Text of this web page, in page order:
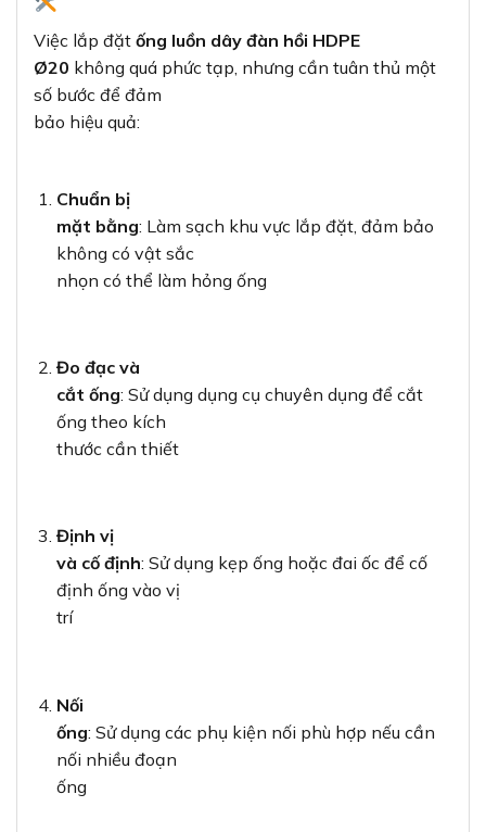
Việc lắp đặt ống luồn dây đàn hồi HDPE
Ø20 không quá phức tạp, nhưng cần tuân thủ một
số bước để đảm
bảo hiệu quả:
Chuẩn bị
mặt bằng: Làm sạch khu vực lắp đặt, đảm bảo
không có vật sắc
nhọn có thể làm hỏng ống
Đo đạc và
cắt ống: Sử dụng dụng cụ chuyên dụng để cắt
ống theo kích
thước cần thiết
Định vị
và cố định: Sử dụng kẹp ống hoặc đai ốc để cố
định ống vào vị
trí
Nối
ống: Sử dụng các phụ kiện nối phù hợp nếu cần
nối nhiều đoạn
ống